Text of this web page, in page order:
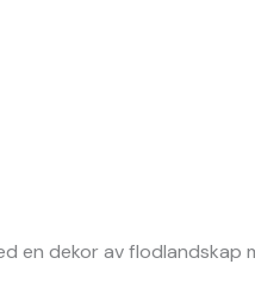
dekor av flodlandskap